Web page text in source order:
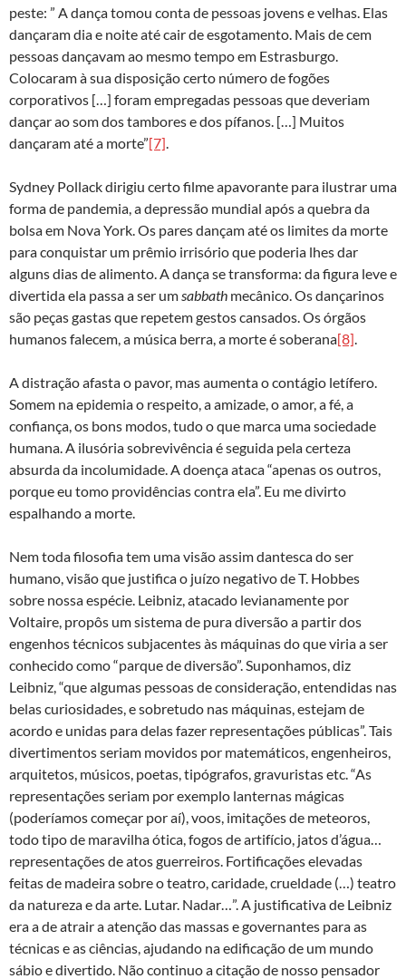
peste: ” A dança tomou conta de pessoas jovens e velhas. Elas
dançaram dia e noite até cair de esgotamento. Mais de cem
pessoas dançavam ao mesmo tempo em Estrasburgo.
Colocaram à sua disposição certo número de fogões
corporativos […] foram empregadas pessoas que deveriam
dançar ao som dos tambores e dos pífanos. […] Muitos
dançaram até a morte”[7].
Sydney Pollack dirigiu certo filme apavorante para ilustrar uma
forma de pandemia, a depressão mundial após a quebra da
bolsa em Nova York. Os pares dançam até os limites da morte
para conquistar um prêmio irrisório que poderia lhes dar
alguns dias de alimento. A dança se transforma: da figura leve e
divertida ela passa a ser umsabbath mecânico. Os dançarinos
são peças gastas que repetem gestos cansados. Os órgãos
humanos falecem, a música berra, a morte é soberana[8].
A distração afasta o pavor, mas aumenta o contágio letífero.
Somem na epidemia o respeito, a amizade, o amor, a fé, a
confiança, os bons modos, tudo o que marca uma sociedade
humana. A ilusória sobrevivência é seguida pela certeza
absurda da incolumidade. A doença ataca “apenas os outros,
porque eu tomo providências contra ela”. Eu me divirto
espalhando a morte.
Nem toda filosofia tem uma visão assim dantesca do ser
humano, visão que justifica o juízo negativo de T. Hobbes
sobre nossa espécie. Leibniz, atacado levianamente por
Voltaire, propôs um sistema de pura diversão a partir dos
engenhos técnicos subjacentes às máquinas do que viria a ser
conhecido como “parque de diversão”. Suponhamos, diz
Leibniz, “que algumas pessoas de consideração, entendidas nas
belas curiosidades, e sobretudo nas máquinas, estejam de
acordo e unidas para delas fazer representações públicas”. Tais
divertimentos seriam movidos por matemáticos, engenheiros,
arquitetos, músicos, poetas, tipógrafos, gravuristas etc. “As
representações seriam por exemplo lanternas mágicas
(poderíamos começar por aí), voos, imitações de meteoros,
todo tipo de maravilha ótica, fogos de artifício, jatos d’água…
representações de atos guerreiros. Fortificações elevadas
feitas de madeira sobre o teatro, caridade, crueldade (…) teatro
da natureza e da arte. Lutar. Nadar…”. A justificativa de Leibniz
era a de atrair a atenção das massas e governantes para as
técnicas e as ciências, ajudando na edificação de um mundo
sábio e divertido. Não continuo a citação de nosso pensador